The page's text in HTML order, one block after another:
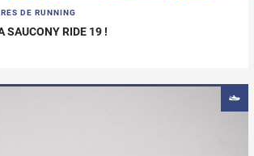
DE RUNNING
SAUCONY RIDE 19 !